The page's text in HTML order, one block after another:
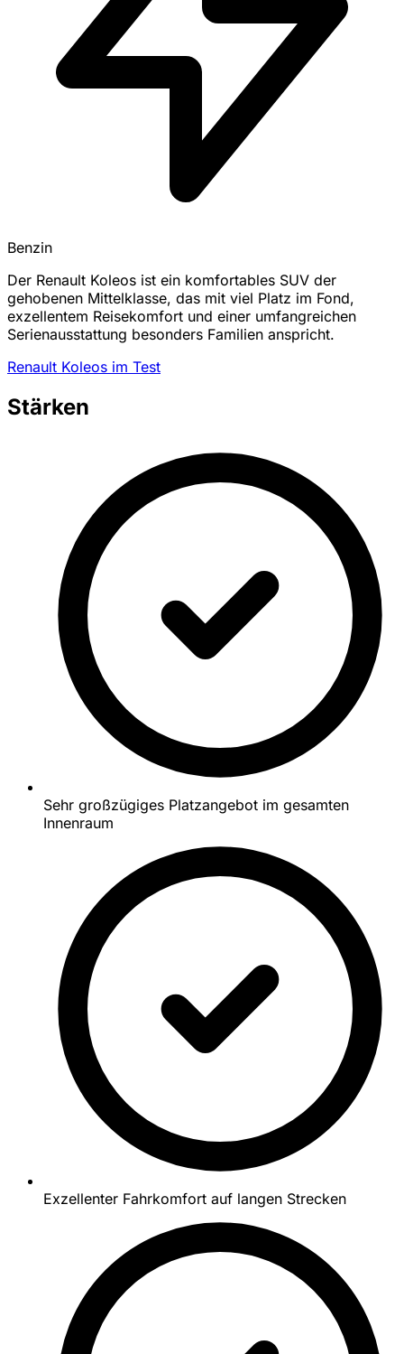
Benzin
Der Renault Koleos ist ein komfortables SUV der
gehobenen Mittelklasse, das mit viel Platz im Fond,
exzellentem Reisekomfort und einer umfangreichen
Serienausstattung besonders Familien anspricht.
Renault Koleos im Test
Stärken
Sehr großzügiges Platzangebot im gesamten
Innenraum
Exzellenter Fahrkomfort auf langen Strecken